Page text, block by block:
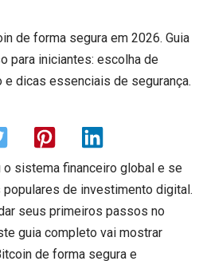
de forma segura em 2026. Guia
para iniciantes: escolha de
dicas essenciais de segurança.
o sistema financeiro global e se
de investimento digital.
seus primeiros passos no
guia completo vai mostrar
de forma segura e